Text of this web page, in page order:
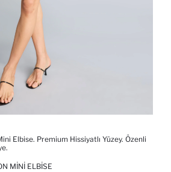
Elbise. Premium Hissiyatlı Yüzey. Özenli
MINI ELBISE